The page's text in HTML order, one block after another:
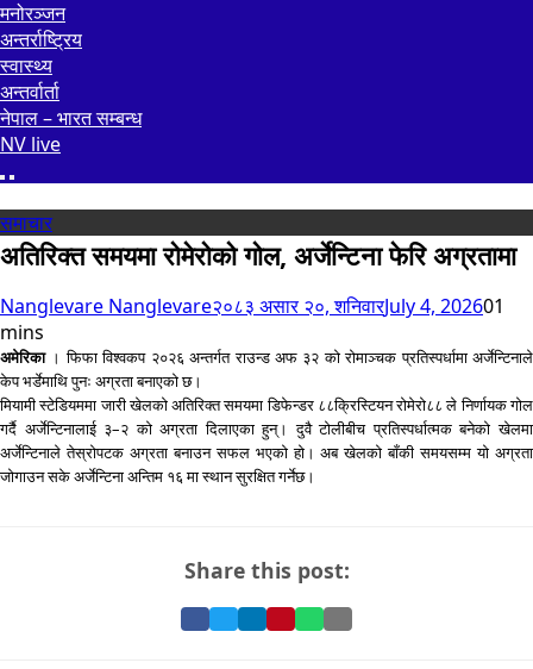
मनोरञ्जन
अन्तर्राष्ट्रिय
स्वास्थ्य
अन्तर्वार्ता
नेपाल – भारत सम्बन्ध
NV live
समाचार
अतिरिक्त समयमा रोमेरोको गोल, अर्जेन्टिना फेरि अग्रतामा
Nanglevare Nanglevare२०८३ असार २०, शनिवारJuly 4, 202601
mins
अमेरिका । फिफा विश्वकप २०२६ अन्तर्गत राउन्ड अफ ३२ को रोमाञ्चक प्रतिस्पर्धामा अर्जेन्टिनाले
केप भर्डेमाथि पुनः अग्रता बनाएको छ।
मियामी स्टेडियममा जारी खेलको अतिरिक्त समयमा डिफेन्डर ८८क्रिस्टियन रोमेरो८८ ले निर्णायक गोल
गर्दै अर्जेन्टिनालाई ३–२ को अग्रता दिलाएका हुन्। दुवै टोलीबीच प्रतिस्पर्धात्मक बनेको खेलमा
अर्जेन्टिनाले तेस्रोपटक अग्रता बनाउन सफल भएको हो। अब खेलको बाँकी समयसम्म यो अग्रता
जोगाउन सके अर्जेन्टिना अन्तिम १६ मा स्थान सुरक्षित गर्नेछ।
Share this post:
Share
Share
Share
PinShareShare